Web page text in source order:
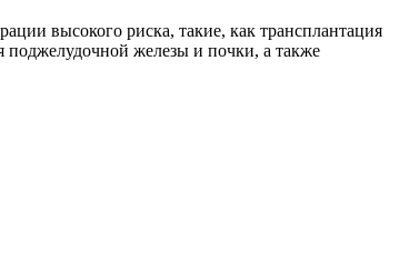
высокого риска, такие, как трансплантация
поджелудочной железы и почки, а также